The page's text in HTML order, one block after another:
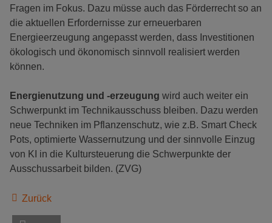
Fragen im Fokus. Dazu müsse auch das Förderrecht so an
die aktuellen Erfordernisse zur erneuerbaren
Energieerzeugung angepasst werden, dass Investitionen
ökologisch und ökonomisch sinnvoll realisiert werden
können.
Energienutzung und -erzeugung wird auch weiter ein
Schwerpunkt im Technikausschuss bleiben. Dazu werden
neue Techniken im Pflanzenschutz, wie z.B. Smart Check
Pots, optimierte Wassernutzung und der sinnvolle Einzug
von KI in die Kultursteuerung die Schwerpunkte der
Ausschussarbeit bilden. (ZVG)
Zurück